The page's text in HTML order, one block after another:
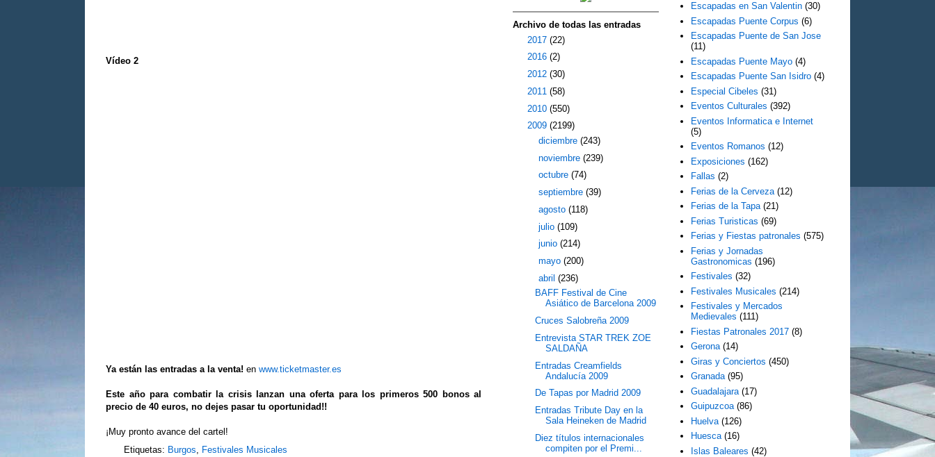
Vídeo 2
Ya están las entradas a la venta! en www.ticketmaster.es
Este año para combatir la crisis lanzan una oferta para los primeros 500 bonos al
precio de 40 euros, no dejes pasar tu oportunidad!!
¡Muy pronto avance del cartel!
Etiquetas: Burgos Festivales Musicales
Archivo de todas las entradas
2017 (22)
2016 (2)
2012 (30)
2011 (58)
2010 (550)
2009 (2199)
diciembre (243)
noviembre (239)
octubre (74)
septiembre (39)
agosto (118)
julio (109)
junio (214)
mayo (200)
abril (236)
BAFF Festival de Cine
Asiático de Barcelona 2009
Cruces Salobreña 2009
Entrevista STAR TREK ZOE
SALDAÑA
Entradas Creamfields
Andalucía 2009
De Tapas por Madrid 2009
Entradas Tribute Day en la
Sala Heineken de Madrid
Diez títulos internacionales
compiten por el Premi...
Escapadas en San Valentin (30)
Escapadas Puente Corpus (6)
Escapadas Puente de San Jose
(11)
Escapadas Puente Mayo (4)
Escapadas Puente San Isidro (4)
Especial Cibeles (31)
Eventos Culturales (392)
Eventos Informatica e Internet
(5)
Eventos Romanos (12)
Exposiciones (162)
Fallas (2)
Ferias de la Cerveza (12)
Ferias de la Tapa (21)
Ferias Turisticas (69)
Ferias y Fiestas patronales (575)
Ferias y Jornadas
Gastronomicas (196)
Festivales (32)
Festivales Musicales (214)
Festivales y Mercados
Medievales (111)
Fiestas Patronales 2017 (8)
Gerona (14)
Giras y Conciertos (450)
Granada (95)
Guadalajara (17)
Guipuzcoa (86)
Huelva (126)
Huesca (16)
Islas Baleares (42)